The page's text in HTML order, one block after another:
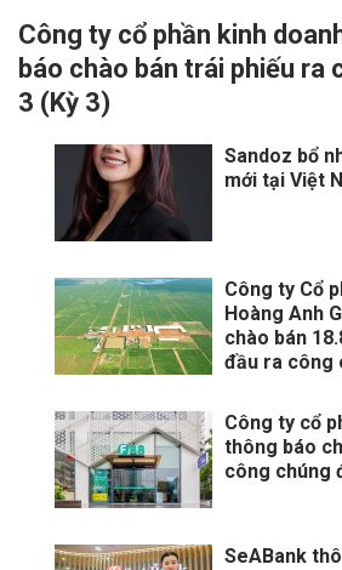
Công ty cổ phần kinh
báo chào bán trái phiếu ra
3 (Kỳ 3)
Sandoz bổ
mới tại Việt
Công ty Cổ
Hoàng Anh
chào bán
đầu ra công
Công ty cổ
thông báo
công chúng
SeABank